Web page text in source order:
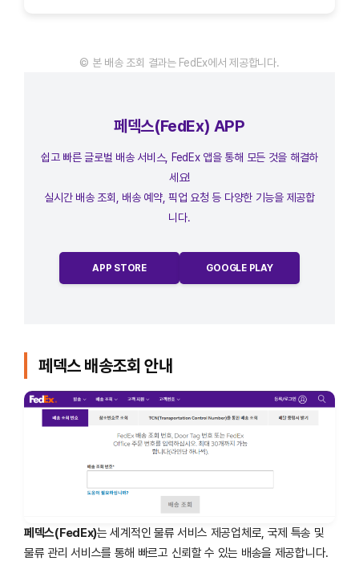
© 본 배송 조회 결과는 FedEx에서 제공합니다.
페덱스(FedEx) APP
쉽고 빠른 글로벌 배송 서비스, FedEx 앱을 통해 모든 것을 해결하
세요!
실시간 배송 조회, 배송 예약, 픽업 요청 등 다양한 기능을 제공합
니다.
APP STORE GOOGLE PLAY
페덱스 배송조회 안내
페덱스(FedEx)는 세계적인 물류 서비스 제공업체로, 국제 특송 및
물류 관리 서비스를 통해 빠르고 신뢰할 수 있는 배송을 제공합니다.